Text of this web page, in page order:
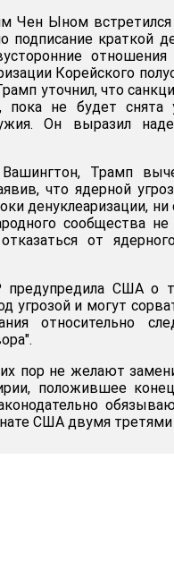
Чен Ыном
подписание краткой
Корейского
уточнил, что
пока не будет снята
Он выразил
Трамп
что ядерной
денуклеаризации,
сообщества
от
США о
угрозой и могут
относительно
пор не желают
положившее
США двумя третями